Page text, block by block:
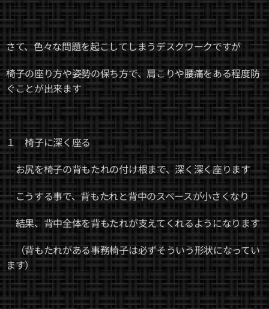
さて、色々な問題を起こしてしまうデスクワークですが
椅子の座り方や姿勢の保ち方で、肩こりや腰痛をある程度防
ぐことが出来ます
１ 椅子に深く座る
お尻を椅子の背もたれの付け根まで、深く深く座ります
こうする事で、背もたれと背中のスペースが小さくなり
結果、背中全体を背もたれが支えてくれるようになります
（背もたれがある事務椅子は必ずそういう形状になってい
ます）